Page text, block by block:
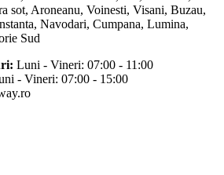
sot, Aroneanu, Voinesti, Visani, Buzau,
Navodari, Cumpana, Lumina,
Sud
Luni - Vineri: 07:00 - 11:00
- Vineri: 07:00 - 15:00